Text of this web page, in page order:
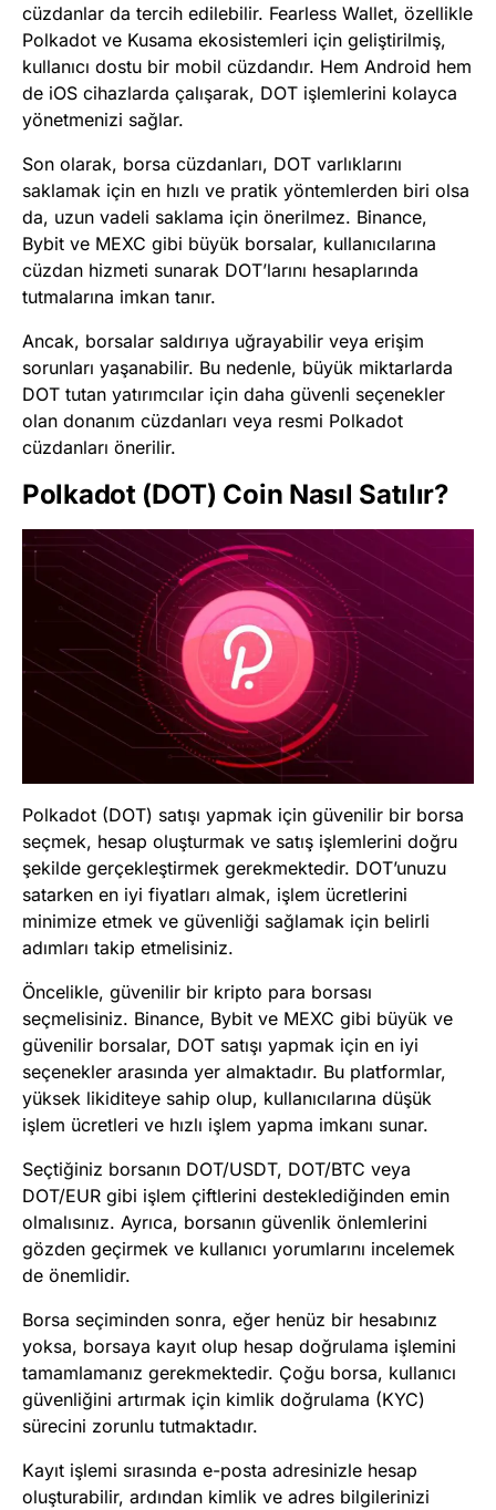
cüzdanlar da tercih edilebilir. Fearless Wallet, özellikle
Polkadot ve Kusama ekosistemleri için geliştirilmiş,
kullanıcı dostu bir mobil cüzdandır. Hem Android hem
de iOS cihazlarda çalışarak, DOT işlemlerini kolayca
yönetmenizi sağlar.
Son olarak, borsa cüzdanları, DOT varlıklarını
saklamak için en hızlı ve pratik yöntemlerden biri olsa
da, uzun vadeli saklama için önerilmez. Binance,
Bybit ve MEXC gibi büyük borsalar, kullanıcılarına
cüzdan hizmeti sunarak DOT’larını hesaplarında
tutmalarına imkan tanır.
Ancak, borsalar saldırıya uğrayabilir veya erişim
sorunları yaşanabilir. Bu nedenle, büyük miktarlarda
DOT tutan yatırımcılar için daha güvenli seçenekler
olan donanım cüzdanları veya resmi Polkadot
cüzdanları önerilir.
Polkadot (DOT) Coin Nasıl Satılır?
Polkadot (DOT) satışı yapmak için güvenilir bir borsa
seçmek, hesap oluşturmak ve satış işlemlerini doğru
şekilde gerçekleştirmek gerekmektedir. DOT’unuzu
satarken en iyi fiyatları almak, işlem ücretlerini
minimize etmek ve güvenliği sağlamak için belirli
adımları takip etmelisiniz.
Öncelikle, güvenilir bir kripto para borsası
seçmelisiniz. Binance, Bybit ve MEXC gibi büyük ve
güvenilir borsalar, DOT satışı yapmak için en iyi
seçenekler arasında yer almaktadır. Bu platformlar,
yüksek likiditeye sahip olup, kullanıcılarına düşük
işlem ücretleri ve hızlı işlem yapma imkanı sunar.
Seçtiğiniz borsanın DOT/USDT, DOT/BTC veya
DOT/EUR gibi işlem çiftlerini desteklediğinden emin
olmalısınız. Ayrıca, borsanın güvenlik önlemlerini
gözden geçirmek ve kullanıcı yorumlarını incelemek
de önemlidir.
Borsa seçiminden sonra, eğer henüz bir hesabınız
yoksa, borsaya kayıt olup hesap doğrulama işlemini
tamamlamanız gerekmektedir. Çoğu borsa, kullanıcı
güvenliğini artırmak için kimlik doğrulama (KYC)
sürecini zorunlu tutmaktadır.
Kayıt işlemi sırasında e-posta adresinizle hesap
oluşturabilir, ardından kimlik ve adres bilgilerinizi